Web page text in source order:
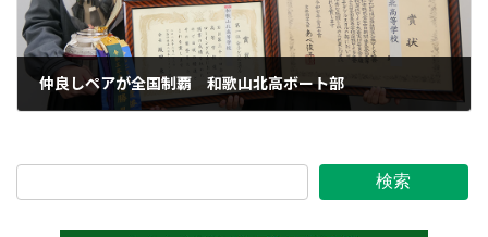
仲良しペアが全国制覇 和歌山北高ボート部
検索